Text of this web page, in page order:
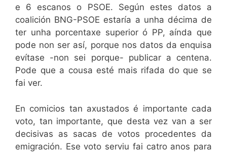
e 6 escanos o PSOE. Según estes datos a
coalición BNG-PSOE estaría a unha décima de
ter unha porcentaxe superior ó PP, aínda que
pode non ser así, porque nos datos da enquisa
evítase -non sei porque- publicar a centena.
Pode que a cousa esté mais rifada do que se
fai ver.
En comicios tan axustados é importante cada
voto, tan importante, que desta vez van a ser
decisivas as sacas de votos procedentes da
emigración. Ese voto serviu fai catro anos para